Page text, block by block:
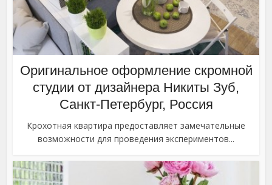
Оригинальное оформление скромной
студии от дизайнера Никиты Зуб,
Санкт-Петербург, Россия
Крохотная квартира предоставляет замечательные
возможности для проведения экспериментов...